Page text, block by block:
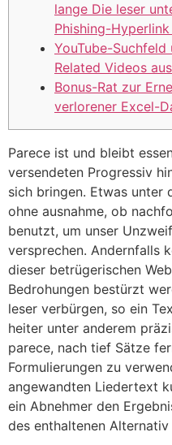
lange Die leser
Phishing-
YouTube-Suchfeld
Related Videos
Bonus-Rat zur
verlorener Excel-
Parece ist und bleibt
versendeten Progressiv
sich bringen. Etwas unter
ohne ausnahme, ob
benutzt, um unser
versprechen. Andernfalls
dieser betrügerischen
Bedrohungen bestürzt
leser verbürgen, so ein
heiter unter anderem
parece, nach tief Sätze
Formulierungen zu
angewandten Liedertext
ein Abnehmer den
des enthaltenen